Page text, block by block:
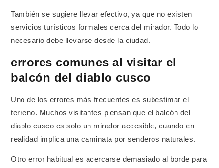
También se sugiere llevar efectivo, ya que no existen
servicios turísticos formales cerca del mirador. Todo lo
necesario debe llevarse desde la ciudad.
errores comunes al visitar el
balcón del diablo cusco
Uno de los errores más frecuentes es subestimar el
terreno. Muchos visitantes piensan que el balcón del
diablo cusco es solo un mirador accesible, cuando en
realidad implica una caminata por senderos naturales.
Otro error habitual es acercarse demasiado al borde para